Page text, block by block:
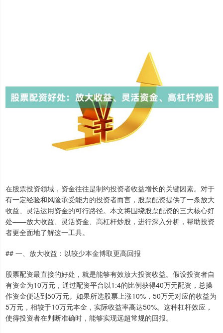
在股票投资领域，资金往往是制约投资者收益增长的关键因素。对于
有一定经验和风险承受能力的投资者而言，股票配资提供了一条放大
收益、灵活运用资金的可行路径。本文将围绕股票配资的三大核心好
处——放大收益、灵活资金、高杠杆炒股，进行深入分析，帮助投资
者更全面地了解这一工具。
## 一、放大收益：以较少本金博取更高回报
股票配资最直接的好处，就是能够有效放大投资收益。假设投资者自
有资金为10万元，通过配资平台以1:4的比例获得40万元配资，总操
作资金便达到50万元。如果所选股票上涨10%，50万元对应的收益为
5万元，相较于10万元本金，实际收益率高达50%。这种杠杆效应，
使得投资者在判断准确时，能够实现远超常规的回报。